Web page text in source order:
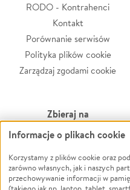
RODO - Kontrahenci
Kontakt
Porównanie serwisów
Polityka plików cookie
Zarządzaj zgodami cookie
Zbieraj na
Leczenie
Zwierzęta
Pożar
Informacje o plikach cookie
Korzystamy z plików cookie oraz
zarówno własnych, jak i naszych
przechowywanie informacji w